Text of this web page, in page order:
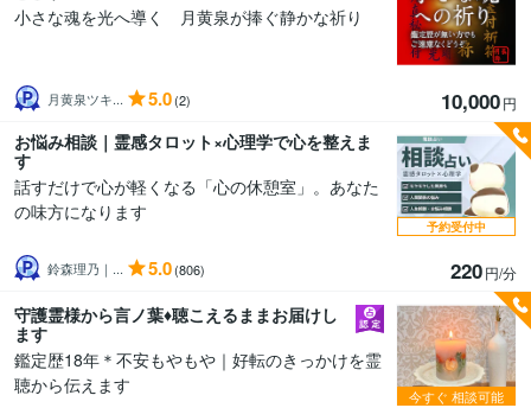
小さな魂を光へ導く 月黄泉が捧ぐ静かな祈り
月黄泉ツキ... 5.0(2) 10,000円
お悩み相談｜霊感タロット×心理学で心を整えま
す
話すだけで心が軽くなる「心の休憩室」。あなた
の味方になります
鈴森理乃｜... 5.0(806) 220円/分
予約受付中
守護霊様から言ノ葉♦️聴こえるままお届けし
ます
鑑定歴18年＊不安もやもや｜好転のきっかけを霊
聴から伝えます
今すぐ 相談可能